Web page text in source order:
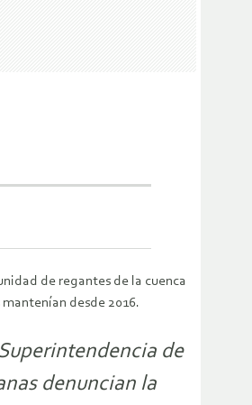
de regantes de la cuenca
desde 2016.
de
denuncian la